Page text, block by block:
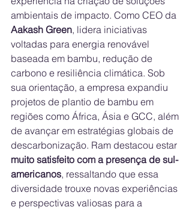
ambientais de impacto. Como CEO da
Aakash Green, lidera iniciativas
voltadas para energia renovável
baseada em bambu, redução de
carbono e resiliência climática. Sob
sua orientação, a empresa expandiu
projetos de plantio de bambu em
regiões como África, Ásia e GCC, além
de avançar em estratégias globais de
descarbonização. Ram destacou estar
muito satisfeito com a presença de sul-
americanos, ressaltando que essa
diversidade trouxe novas experiências
e perspectivas valiosas para a